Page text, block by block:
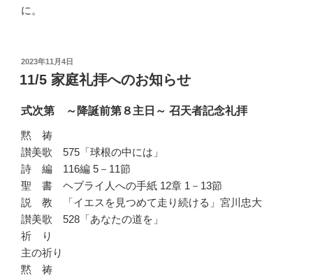
に。
投
稿
日:
2023年11月4日
11/5 家庭礼拝へのお知らせ
式次第 ～降誕前第８主日～ 召天者記念礼拝
黙 祷
讃美歌 575「球根の中には」
詩 編 116編 5－11節
聖 書 ヘブライ人への手紙 12章 1－13節
説 教 「イエスを見つめて走り続ける」宮川忠大
讃美歌 528「あなたの道を」
祈 り
主の祈り
黙 祷